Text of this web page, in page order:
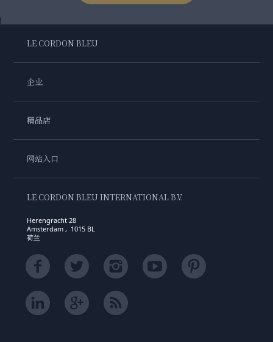
LE CORDON BLEU
企业
精品店
网站入口
LE CORDON BLEU INTERNATIONAL B.V.
Herengracht 28
Amsterdam , 1015 BL
荷兰